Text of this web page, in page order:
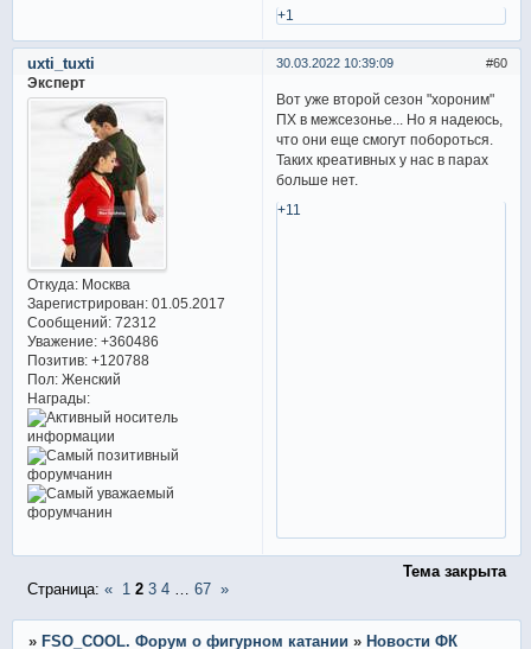
+1
60
30.03.2022 10:39:09
uxti_tuxti
Эксперт
Откуда:Москва
Зарегистрирован: 01.05.2017
Сообщений:72312
Уважение: +360486
Позитив: +120788
Пол:Женский
Награды:
Вот уже второй сезон "хороним"
ПХ в межсезонье... Но я надеюсь,
что они еще смогут побороться.
Таких креативных у нас в парах
больше нет.
+11
Тема закрыта
Страница: « 1 2 3 4 67 »
» FSO_COOL. Форум о фигурном катании » Новости ФК